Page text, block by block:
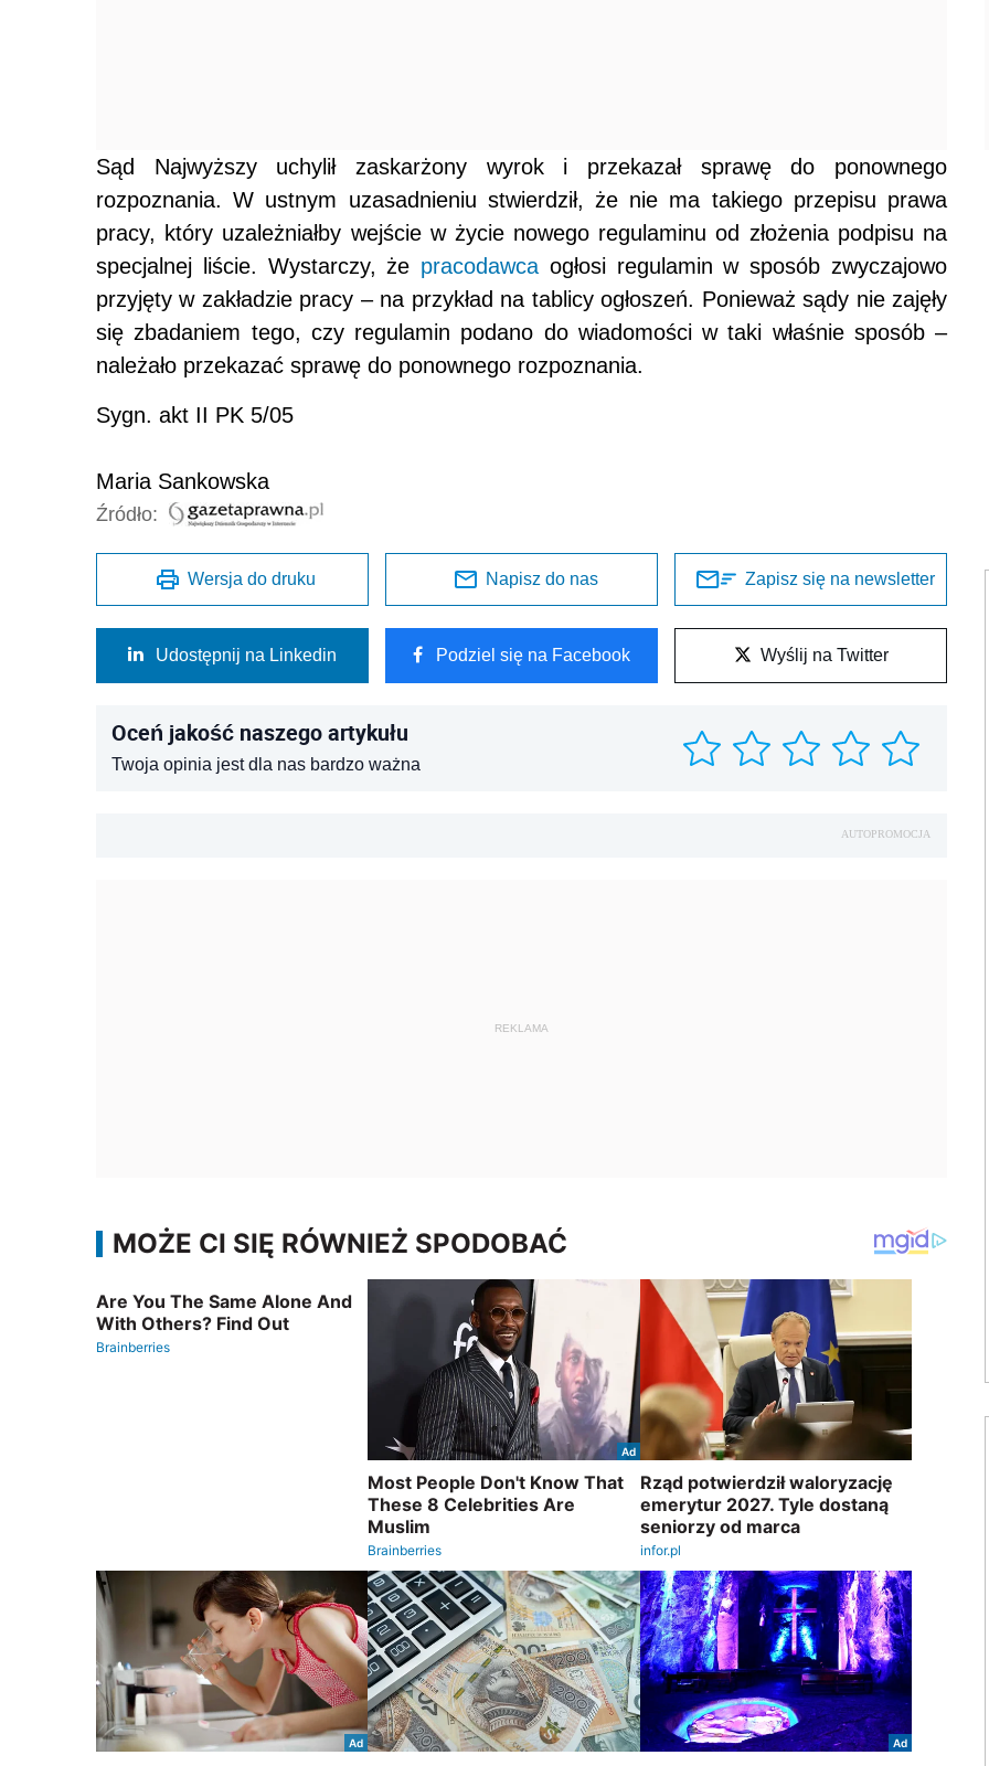
Sąd Najwyższy uchylił zaskarżony wyrok i przekazał sprawę do ponownego
rozpoznania. W ustnym uzasadnieniu stwierdził, że nie ma takiego przepisu prawa
pracy, który uzależniałby wejście w życie nowego regulaminu od złożenia podpisu na
specjalnej liście. Wystarczy, że pracodawca ogłosi regulamin w sposób zwyczajowo
przyjęty w zakładzie pracy – na przykład na tablicy ogłoszeń. Ponieważ sądy nie zajęły
się zbadaniem tego, czy regulamin podano do wiadomości w taki właśnie sposób –
należało przekazać sprawę do ponownego rozpoznania.
Sygn. akt II PK 5/05
Maria Sankowska
Źródło:
Wersja do druku Napisz do nas Zapisz się na newsletter
Udostępnij na Linkedin Podziel się na Facebook Wyślij na Twitter
Oceń jakość naszego artykułu
Twoja opinia jest dla nas bardzo ważna
AUTOPROMOCJA
REKLAMA